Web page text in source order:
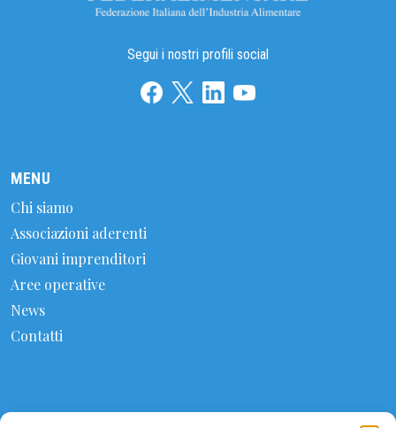
Segui i nostri profili social
MENU
Chi siamo
Associazioni aderenti
Giovani imprenditori
Aree operative
News
Contatti